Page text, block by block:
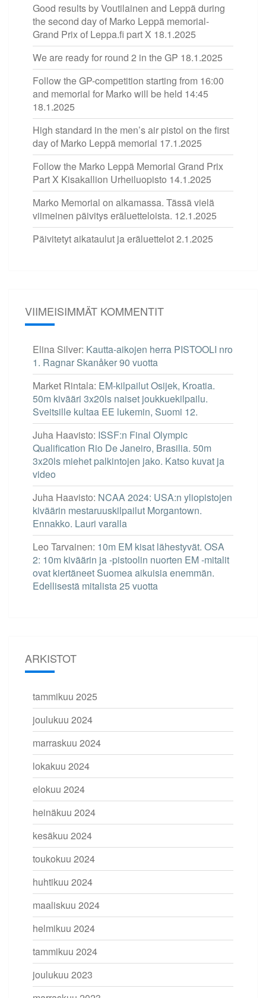
Good results by Voutilainen and Leppä during
the second day of Marko Leppä memorial-
Grand Prix of Leppa.fi part X 18.1.2025
We are ready for round 2 in the GP 18.1.2025
Follow the GP-competition starting from 16:00
and memorial for Marko will be held 14:45
18.1.2025
High standard in the men’s air pistol on the first
day of Marko Leppä memorial 17.1.2025
Follow the Marko Leppä Memorial Grand Prix
Part X Kisakallion Urheiluopisto 14.1.2025
Marko Memorial on alkamassa. Tässä vielä
viimeinen päivitys eräluetteloista. 12.1.2025
Päivitetyt aikataulut ja eräluettelot2.1.2025
VIIMEISIMMÄT KOMMENTIT
Elina Silver: Kautta-aikojen herra PISTOOLI nro
1. Ragnar Skanåker 90 vuotta
Market Rintala: EM-kilpailut Osijek, Kroatia.
50m kivääri 3x20ls naiset joukkuekilpailu.
Sveitsille kultaa EE lukemin, Suomi 12.
Juha Haavisto: ISSF:n Final Olympic
Qualification Rio De Janeiro, Brasilia. 50m
3x20ls miehet palkintojen jako. Katso kuvat ja
video
Juha Haavisto: NCAA 2024: USA:n yliopistojen
kiväärin mestaruuskilpailut Morgantown.
Ennakko. Lauri varalla
Leo Tarvainen: 10m EM kisat lähestyvät. OSA
2: 10m kiväärin ja -pistoolin nuorten EM -mitalit
ovat kiertäneet Suomea aikuisia enemmän.
Edellisestä mitalista 25 vuotta
ARKISTOT
tammikuu 2025
joulukuu 2024
marraskuu 2024
lokakuu 2024
elokuu 2024
heinäkuu 2024
kesäkuu 2024
toukokuu 2024
huhtikuu 2024
maaliskuu 2024
helmikuu 2024
tammikuu 2024
joulukuu 2023